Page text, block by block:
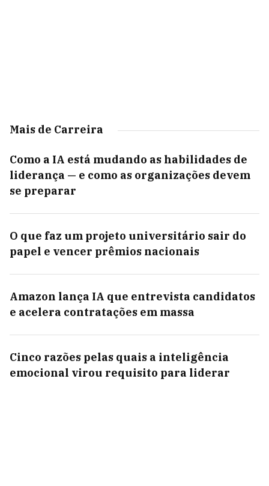
Mais de Carreira
Como a IA está mudando as habilidades de
liderança — e como as organizações devem
se preparar
O que faz um projeto universitário sair do
papel e vencer prêmios nacionais
Amazon lança IA que entrevista candidatos
e acelera contratações em massa
Cinco razões pelas quais a inteligência
emocional virou requisito para liderar